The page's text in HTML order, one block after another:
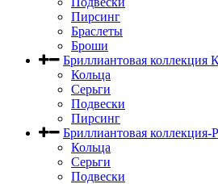
Пирсинг
Браслеты
Броши
Бриллиантовая коллекция
Кольца
Серьги
Подвески
Пирсинг
Бриллиантовая коллекция-
Кольца
Серьги
Подвески